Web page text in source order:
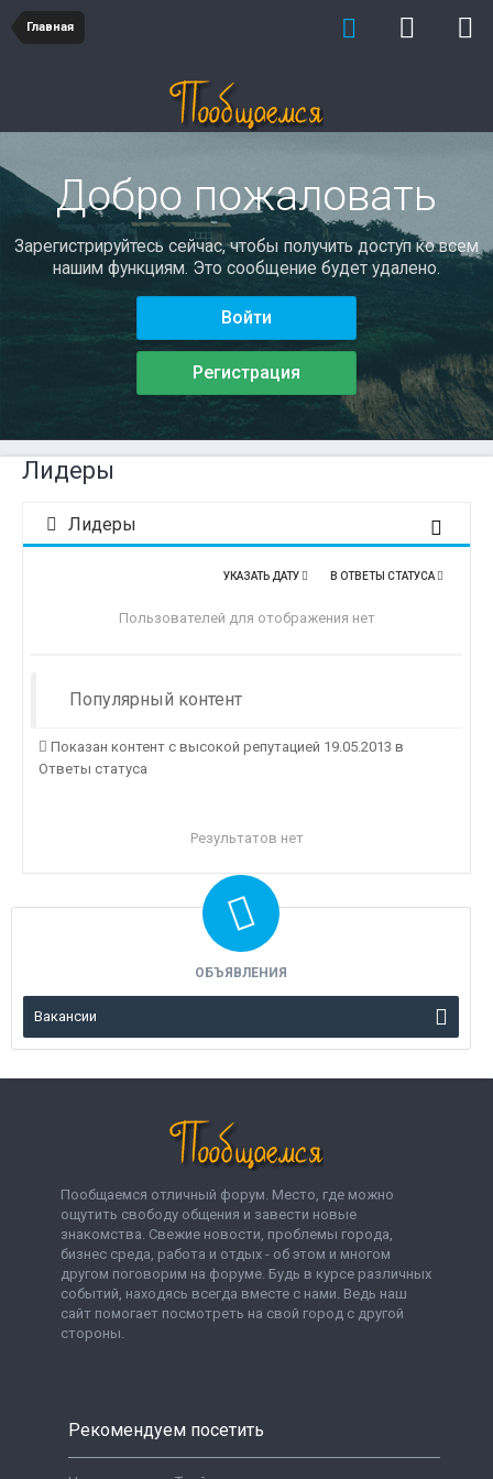
Главная
Добро пожаловать
Зарегистрируйтесь сейчас, чтобы получить доступ ко всем
нашим функциям. Это сообщение будет удалено.
Войти
Регистрация
Лидеры
Лидеры
В ОТВЕТЫ СТАТУСА
УКАЗАТЬ ДАТУ
Пользователей для отображения нет
Популярный контент
Показан контент с высокой репутацией 19.05.2013 в
Ответы статуса
Результатов нет
ОБЪЯВЛЕНИЯ
Вакансии
Пообщаемся отличный форум. Место, где можно
ощутить свободу общения и завести новые
знакомства. Свежие новости, проблемы города,
бизнес среда, работа и отдых - об этом и многом
другом поговорим на форуме. Будь в курсе различных
событий, находясь всегда вместе с нами. Ведь наш
сайт помогает посмотреть на свой город с другой
стороны.
Рекомендуем посетить